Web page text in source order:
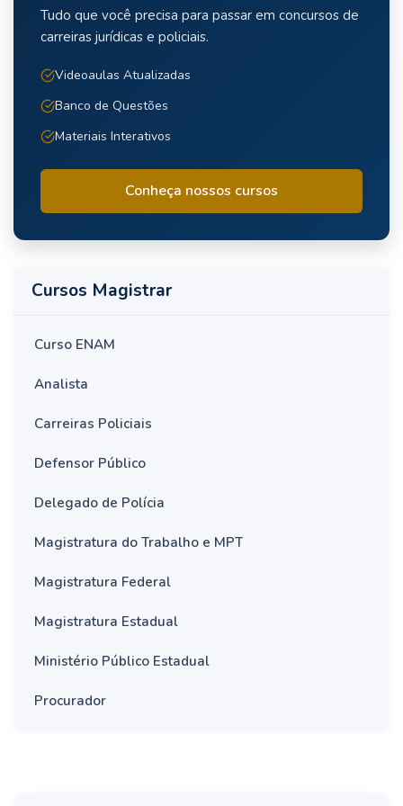
Tudo que você precisa para passar em concursos de
carreiras jurídicas e policiais.
Videoaulas Atualizadas
Banco de Questões
Materiais Interativos
Conheça nossos cursos
Cursos Magistrar
Curso ENAM
Analista
Carreiras Policiais
Defensor Público
Delegado de Polícia
Magistratura do Trabalho e MPT
Magistratura Federal
Magistratura Estadual
Ministério Público Estadual
Procurador